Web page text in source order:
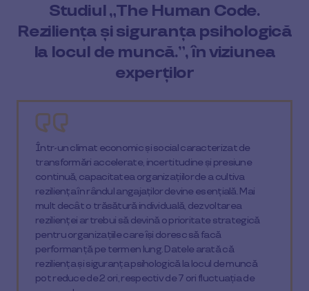
Studiul „The Human Code.
Reziliența și siguranța psihologică
la locul de muncă.”, în viziunea
experților
Într-un climat economic și social caracterizat de
transformări accelerate, incertitudine și presiune
continuă, capacitatea organizațiilor de a cultiva
reziliența în rândul angajaților devine esențială. Mai
mult decât o trăsătură individuală, dezvoltarea
rezilienței ar trebui să devină o prioritate strategică
pentru organizațiile care își doresc să facă
performanță pe termen lung. Datele arată că
reziliența și siguranța psihologică la locul de muncă
pot reduce de 2 ori, respectiv de 7 ori fluctuația de